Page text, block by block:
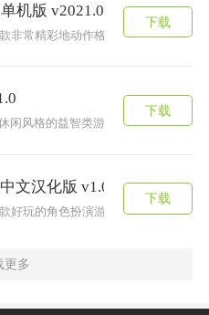
机版 v2021.02.25.14
非常精彩地动作格斗游戏，游戏中
下载
闲风格的益智类游戏，你要挑战各
下载
文汉化版 v1.0
好玩的角色扮演游戏，游戏中拥有
下载
更多